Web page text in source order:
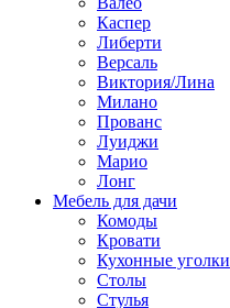
Каспер
Либерти
Версаль
Виктория/Лина
Милано
Прованс
Луиджи
Марио
Лонг
Мебель для дачи
Комоды
Кровати
Кухонные уголки
Столы
Стулья